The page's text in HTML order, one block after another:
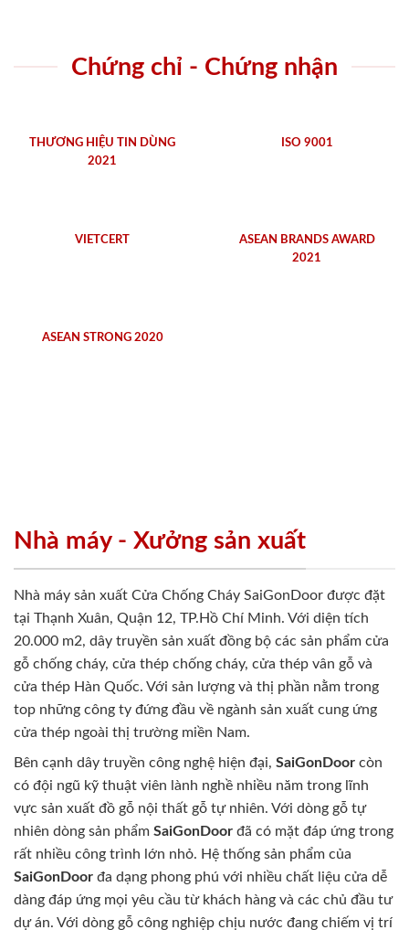
Chứng chỉ - Chứng nhận
THƯƠNG HIỆU TIN DÙNG
2021
ISO 9001
VIETCERT
ASEAN BRANDS AWARD
2021
ASEAN STRONG 2020
Nhà máy - Xưởng sản xuất
Nhà máy sản xuất Cửa Chống Cháy SaiGonDoor được đặt
tại Thạnh Xuân, Quận 12, TP.Hồ Chí Minh. Với diện tích
20.000 m2, dây truyền sản xuất đồng bộ các sản phẩm cửa
gỗ chống cháy, cửa thép chống cháy, cửa thép vân gỗ và
cửa thép Hàn Quốc. Với sản lượng và thị phần nằm trong
top những công ty đứng đầu về ngành sản xuất cung ứng
cửa thép ngoài thị trường miền Nam.
Bên cạnh dây truyền công nghệ hiện đại, SaiGonDoor còn
có đội ngũ kỹ thuật viên lành nghề nhiều năm trong lĩnh
vực sản xuất đồ gỗ nội thất gỗ tự nhiên. Với dòng gỗ tự
nhiên dòng sản phẩm SaiGonDoor đã có mặt đáp ứng trong
rất nhiều công trình lớn nhỏ. Hệ thống sản phẩm của
SaiGonDoor đa dạng phong phú với nhiều chất liệu cửa dễ
dàng đáp ứng mọi yêu cầu từ khách hàng và các chủ đầu tư
dự án. Với dòng gỗ công nghiệp chịu nước đang chiếm vị trí